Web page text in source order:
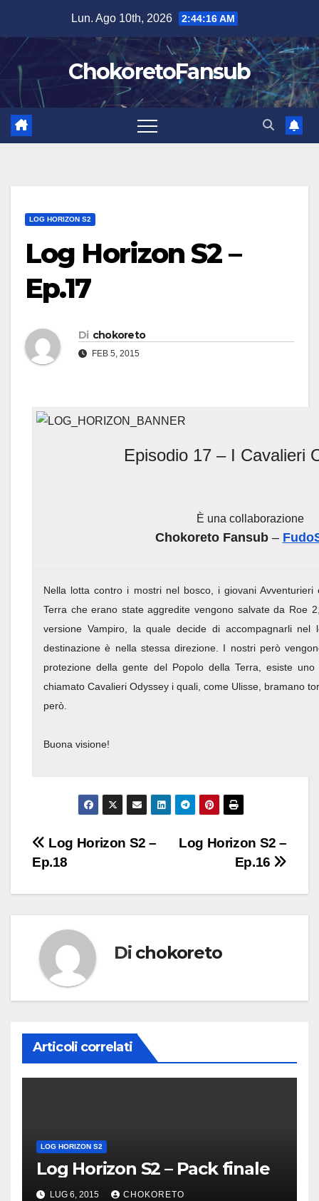
contenuto
Lun. Ago 10th, 2026 2:44:17 AM
ChokoretoFansub
LOG HORIZON S2
Log Horizon S2 –
Ep.17
Di chokoreto
FEB 5, 2015
Episodio 17 – I Cavalieri
È una collaborazione
Chokoreto Fansub–
Nella lotta contro i mostri nel bosco, i giovani
Terra che erano state aggredite vengono salvate da Roe
versione Vampiro, la quale decide di accompagnarli
destinazione è nella stessa direzione. I nostri però
protezione della gente del Popolo della Terra, esiste
chiamato Cavalieri Odyssey i quali, come Ulisse, bramano
però.
Buona visione!
Navigazione
articoli
Log Horizon S2 –
Ep.16
Log Horizon S2 –
Ep.18
Di chokoreto
Articoli correlati
LOG HORIZON S2
Log Horizon S2 – Pack finale
LUG 6, 2015 CHOKORETO